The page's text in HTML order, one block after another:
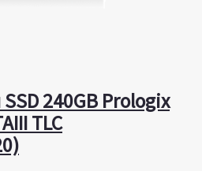
240GB Prologix
TLC